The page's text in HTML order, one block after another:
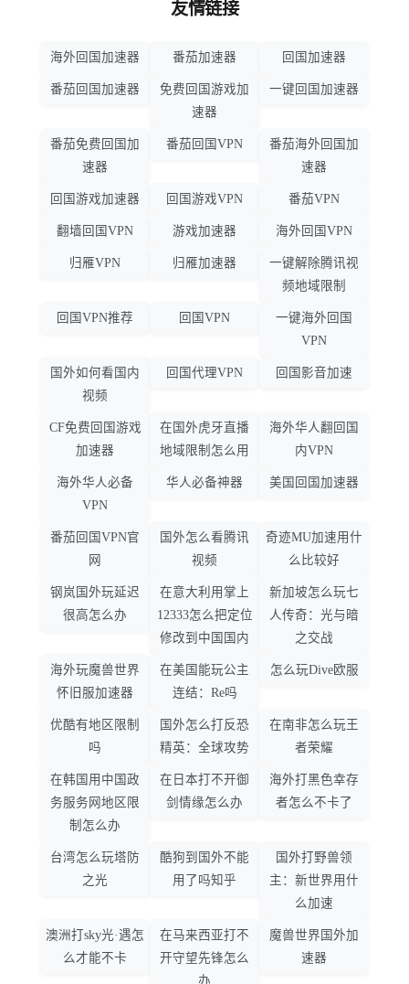
友情链接
海外回国加速器 番茄加速器 回国加速器
番茄回国加速器
免费回国游戏加
速器
一键回国加速器
番茄免费回国加
速器
番茄回国VPN
番茄海外回国加
速器
回国游戏加速器 回国游戏VPN 番茄VPN
翻墙回国VPN 游戏加速器 海外回国VPN
归雁VPN 归雁加速器
一键解除腾讯视
频地域限制
回国VPN推荐 回国VPN
一键海外回国
VPN
国外如何看国内
视频
回国代理VPN 回国影音加速
CF免费回国游戏
加速器
在国外虎牙直播
地域限制怎么用
海外华人翻回国
内VPN
海外华人必备
VPN
华人必备神器 美国回国加速器
番茄回国VPN官
网
国外怎么看腾讯
视频
奇迹MU加速用什
么比较好
钢岚国外玩延迟
很高怎么办
在意大利用掌上
12333怎么把定位
修改到中国国内
新加坡怎么玩七
人传奇：光与暗
之交战
海外玩魔兽世界
怀旧服加速器
在美国能玩公主
连结：Re吗
怎么玩Dive欧服
优酷有地区限制
吗
国外怎么打反恐
精英：全球攻势
在南非怎么玩王
者荣耀
在韩国用中国政
务服务网地区限
制怎么办
在日本打不开御
剑情缘怎么办
海外打黑色幸存
者怎么不卡了
台湾怎么玩塔防
之光
酷狗到国外不能
用了吗知乎
国外打野兽领
主：新世界用什
么加速
澳洲打sky光·遇怎
么才能不卡
在马来西亚打不
开守望先锋怎么
办
魔兽世界国外加
速器